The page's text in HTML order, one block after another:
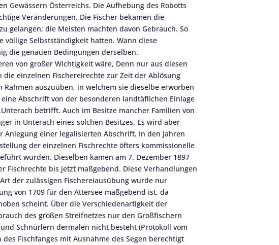
Gewässern Österreichs. Die Aufhebung des Robotts
Veränderungen. Die Fischer bekamen die
gelangen; die Meisten machten davon Gebrauch. So
Selbstständigkeit hatten. Wann diese
die genauen Bedingungen derselben.
von großer Wichtigkeit wäre, Denn nur aus diesen
einzelnen Fischereirechte zur Zeit der Ablösung
auszuüben, in welchem sie dieselbe erworben
Abschrift von der besonderen landtäflichen Einlage
betrifft. Auch im Besitze mancher Familien von
in Unterach eines solchen Besitzes. Es wird aber
einer legalisierten Abschrift. In den Jahren
der einzelnen Fischrechte öfters kommissionelle
wurden. Dieselben kamen am 7. Dezember 1897
Fischrechte bis jetzt maßgebend. Diese Verhandlungen
der zulässigen Fischereiausübung wurde nur
von 1709 für den Attersee maßgebend ist, da
scheint. Über die Verschiedenartigkeit der
des großen Streifnetzes nur den Großfischern
Schnürlern dermalen nicht besteht (Protokoll vom
Fischfanges mit Ausnahme des Segen berechtigt